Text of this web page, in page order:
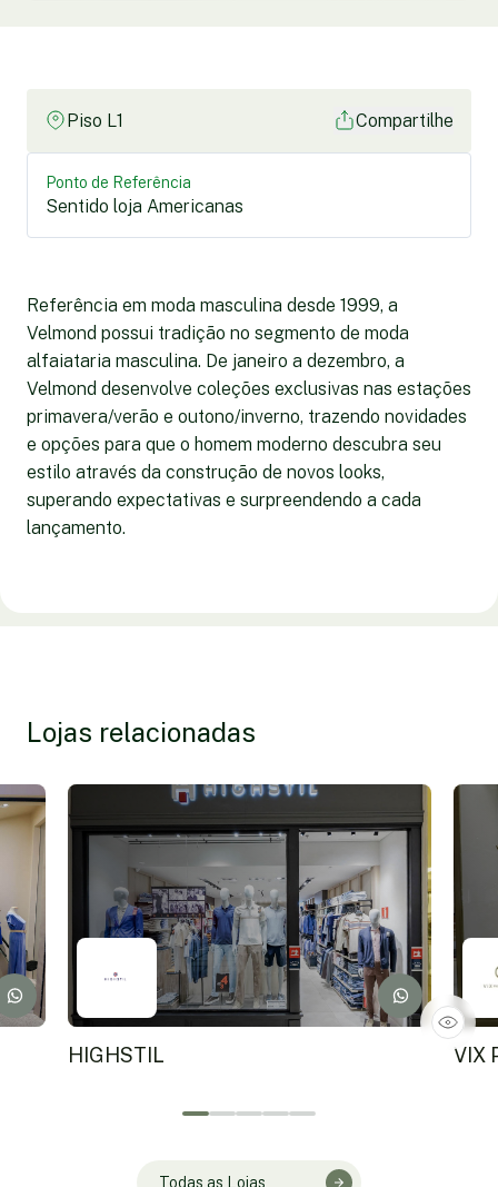
Piso L1 Compartilhe
Ponto de Referência
Sentido loja Americanas
Referência em moda masculina desde 1999, a
Velmond possui tradição no segmento de moda
alfaiataria masculina. De janeiro a dezembro, a
Velmond desenvolve coleções exclusivas nas estações
primavera/verão e outono/inverno, trazendo novidades
e opções para que o homem moderno descubra seu
estilo através da construção de novos looks,
superando expectativas e surpreendendo a cada
lançamento.
Lojas relacionadas
HIGHSTIL VIX
Todas as Lojas